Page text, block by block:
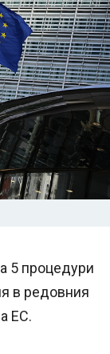
5 процедури
в редовния
ЕС.